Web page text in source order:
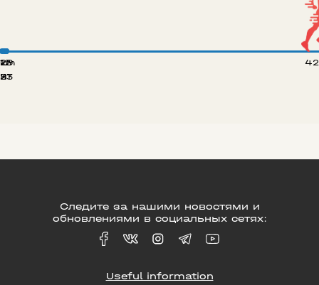
8
12
21
29
33
Следите за нашими новостями и
обновлениями в социальных сетях:
Useful information